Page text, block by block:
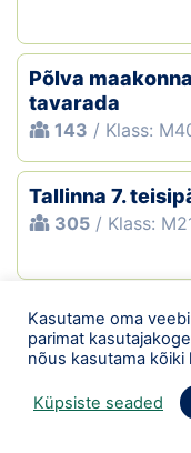
Põlva
tavarada
143 / Klass:
Tallinna 7.
305 / Klass:
Tallinna 6.
310 / Klass:
Kasutame oma
parimat
nõus kasutama kõiki
Küpsiste seaded